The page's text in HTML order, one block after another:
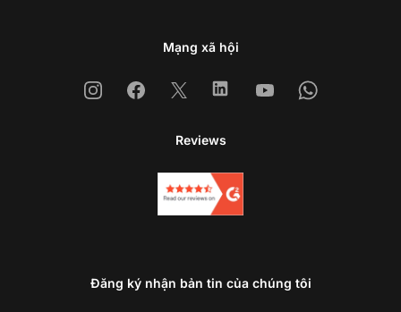
Mạng xã hội
InstagramFacebook
X LinkedinYoutubeWhatsapp
Reviews
Đăng ký nhận bản tin của chúng tôi